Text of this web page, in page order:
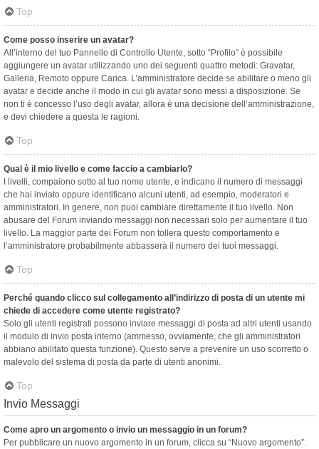
Top
Come posso inserire un avatar?
All’interno del tuo Pannello di Controllo Utente, sotto “Profilo” è possibile
aggiungere un avatar utilizzando uno dei seguenti quattro metodi: Gravatar,
Galleria, Remoto oppure Carica. L’amministratore decide se abilitare o meno gli
avatar e decide anche il modo in cui gli avatar sono messi a disposizione. Se
non ti è concesso l’uso degli avatar, allora è una decisione dell’amministrazione,
e devi chiedere a questa le ragioni.
Top
Qual è il mio livello e come faccio a cambiarlo?
I livelli, compaiono sotto al tuo nome utente, e indicano il numero di messaggi
che hai inviato oppure identificano alcuni utenti, ad esempio, moderatori e
amministratori. In genere, non puoi cambiare direttamente il tuo livello. Non
abusare del Forum inviando messaggi non necessari solo per aumentare il tuo
livello. La maggior parte dei Forum non tollera questo comportamento e
l’amministratore probabilmente abbasserà il numero dei tuoi messaggi.
Top
Perché quando clicco sul collegamento all’indirizzo di posta di un utente mi
chiede di accedere come utente registrato?
Solo gli utenti registrati possono inviare messaggi di posta ad altri utenti usando
il modulo di invio posta interno (ammesso, ovviamente, che gli amministratori
abbiano abilitato questa funzione). Questo serve a prevenire un uso scorretto o
malevolo del sistema di posta da parte di utenti anonimi.
Top
Invio Messaggi
Come apro un argomento o invio un messaggio in un forum?
Per pubblicare un nuovo argomento in un forum, clicca su “Nuovo argomento”.